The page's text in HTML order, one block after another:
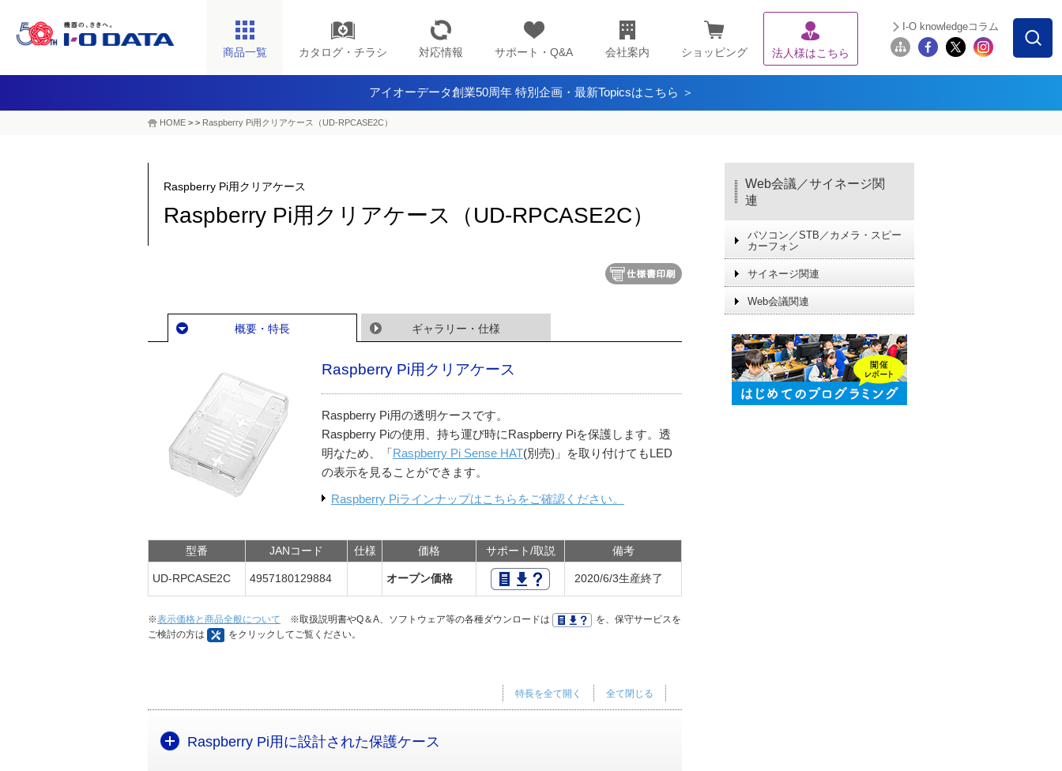
商品一覧 カタログ・チラシ 対応情報 サポート・Q&A 会社案内 ショッピング 法人様はこちら
I-O knowledgeコラム
アイオーデータ創業50周年 特別企画・最新Topicsはこちら ＞
HOME > > Raspberry Pi用クリアケース（UD-RPCASE2C）
Raspberry Pi用クリアケース
Raspberry Pi用クリアケース（UD-RPCASE2C）
概要・特長 ギャラリー・仕様
Raspberry Pi用クリアケース
Raspberry Pi用の透明ケースです。
Raspberry Piの使用、持ち運び時にRaspberry Piを保護します。透
明なため、「Raspberry Pi Sense HAT(別売)」を取り付けてもLED
の表示を見ることができます。
Raspberry Piラインナップはこちらをご確認ください。
型番 JANコード 仕様 価格 サポート/取説 備考
UD-RPCASE2C 4957180129884 オープン価格 2020/6/3生産終了
※表示価格と商品全般について ※取扱説明書やQ＆A、ソフトウェア等の各種ダウンロードは
を、保守サービスを
ご検討の方は
をクリックしてご覧ください。
全て閉じる
特長を全て開く
Raspberry Pi用に設計された保護ケース
Web会議／サイネージ関
連
パソコン／STB／カメラ・スピー
カーフォン
サイネージ関連
Web会議関連